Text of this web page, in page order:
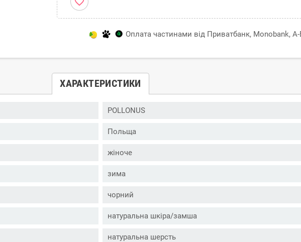
Оплата частинами від Приватбанк, Monobank, А-
ХАРАКТЕРИСТИКИ
POLLONUS
Польща
жіноче
зима
чорний
натуральна шкіра/замша
натуральна шерсть